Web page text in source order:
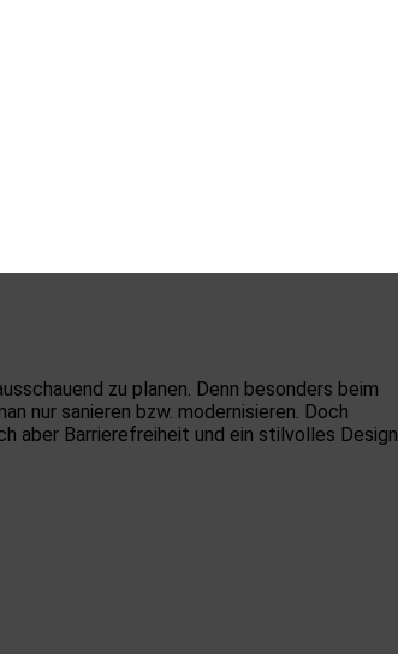
zu planen. Denn besonders beim
nur sanieren bzw. modernisieren. Doch
aber Barrierefreiheit und ein stilvolles Design